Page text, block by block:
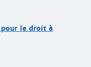
pour le droit à